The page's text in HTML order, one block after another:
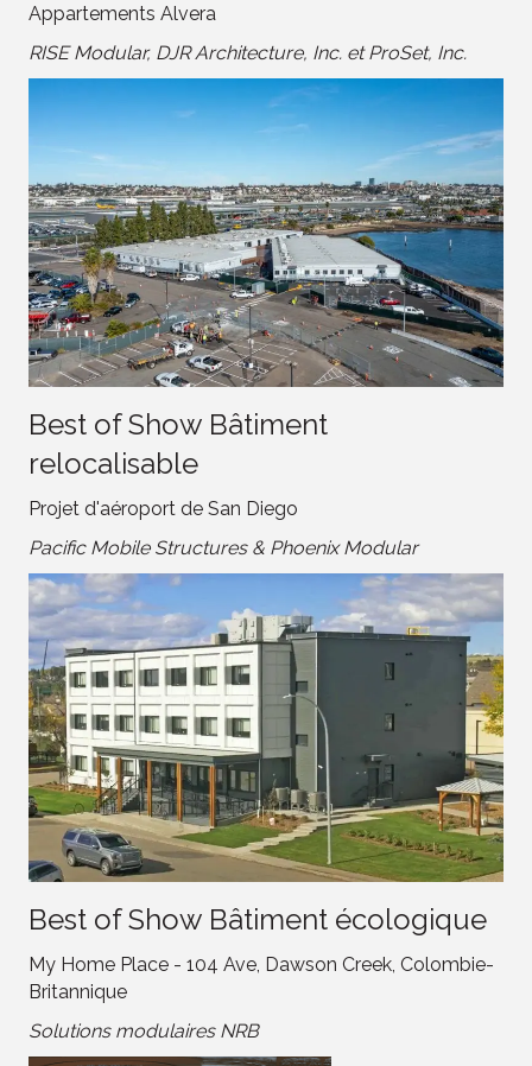
Appartements Alvera
RISE Modular, DJR Architecture, Inc. et ProSet, Inc.
Best of Show Bâtiment
relocalisable
Projet d'aéroport de San Diego
Pacific Mobile Structures & Phoenix Modular
Best of Show Bâtiment écologique
My Home Place - 104 Ave, Dawson Creek, Colombie-
Britannique
Solutions modulaires NRB